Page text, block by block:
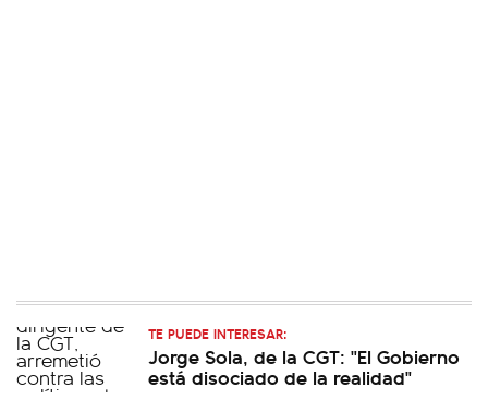
TE PUEDE INTERESAR:
Jorge Sola, de la CGT: "El Gobierno
está disociado de la realidad"